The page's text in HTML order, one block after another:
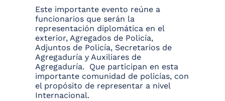
Este importante evento reúne a
funcionarios que serán la
representación diplomática en el
exterior, Agregados de Policía,
Adjuntos de Policía, Secretarios de
Agregaduría y Auxiliares de
Agregaduría. Que participan en esta
importante comunidad de policías, con
el propósito de representar a nivel
Internacional.